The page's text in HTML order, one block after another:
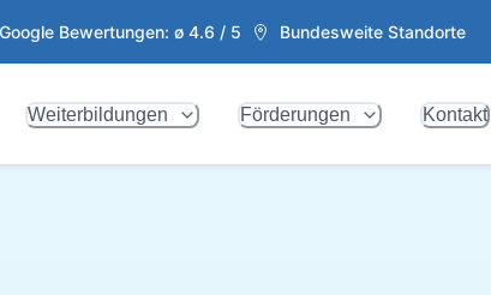
Google Bewertungen: ø 4.6 / 5 Bundesweite Standorte
Weiterbildungen Förderungen Kontakt